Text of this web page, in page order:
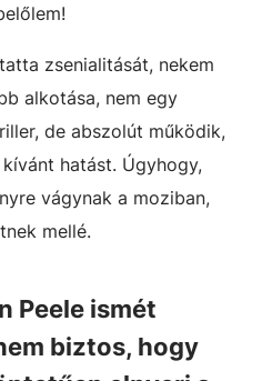
zsenialitását, nekem
alkotása, nem egy
de abszolút működik,
hatást. Úgyhogy,
vágynak a moziban,
mellé.
Peele ismét
biztos, hogy